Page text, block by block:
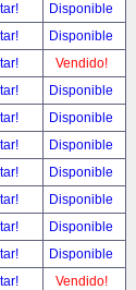
Disponible
Disponible
Vendido!
Disponible
Disponible
Disponible
Disponible
Disponible
Disponible
Disponible
Vendido!